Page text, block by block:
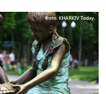
Фото: KHARKIV Today